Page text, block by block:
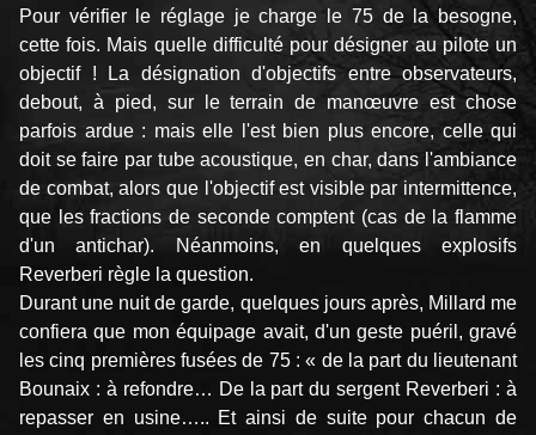
Pour vérifier le réglage je charge le 75 de la besogne,
cette fois. Mais quelle difficulté pour désigner au pilote un
objectif ! La désignation d'objectifs entre observateurs,
debout, à pied, sur le terrain de manœuvre est chose
parfois ardue : mais elle l'est bien plus encore, celle qui
doit se faire par tube acoustique, en char, dans l'ambiance
de combat, alors que l'objectif est visible par intermittence,
que les fractions de seconde comptent (cas de la flamme
d'un antichar). Néanmoins, en quelques explosifs
Reverberi règle la question.
Durant une nuit de garde, quelques jours après, Millard me
confiera que mon équipage avait, d'un geste puéril, gravé
les cinq premières fusées de 75 : « de la part du lieutenant
Bounaix : à refondre… De la part du sergent Reverberi : à
repasser en usine….. Et ainsi de suite pour chacun de